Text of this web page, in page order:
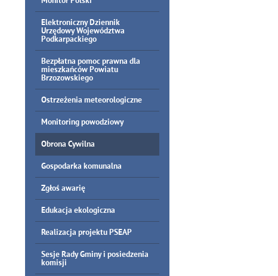
Elektroniczny Dziennik
Urzędowy Województwa
Podkarpackiego
Bezpłatna pomoc prawna dla
mieszkańców Powiatu
Brzozowskiego
Ostrzeżenia meteorologiczne
Monitoring powodziowy
Obrona Cywilna
Gospodarka komunalna
Zgłoś awarię
Edukacja ekologiczna
Realizacja projektu PSEAP
Sesje Rady Gminy i posiedzenia
komisji